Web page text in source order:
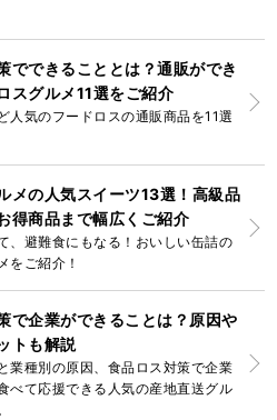
でできることとは？通販ができ
スグルメ11選をご紹介
人気のフードロスの通販商品を11選
メの人気スイーツ13選！高級品
得商品まで幅広くご紹介
、避難食にもなる！おいしい缶詰の
をご紹介！
で企業ができることは？原因や
トも解説
業種別の原因、食品ロス対策で企業
べて応援できる人気の産地直送グル